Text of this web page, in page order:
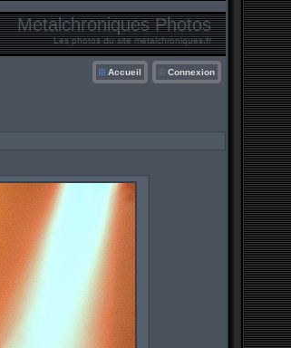
Metalchroniques Photos
Les photos du site metalchroniques.fr
Accueil Connexion